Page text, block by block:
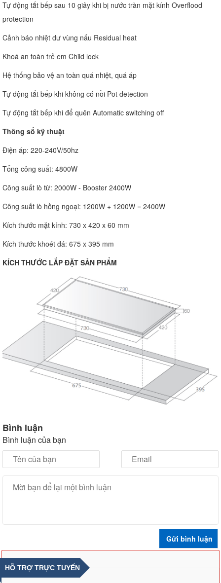
Tự động tắt bếp sau 10 giây khi bị nước tràn mặt kính Overflood
protection
Cảnh báo nhiệt dư vùng nấu Residual heat
Khoá an toàn trẻ em Child lock
Hệ thống bảo vệ an toàn quá nhiệt, quá áp
Tự động tắt bếp khi không có nồi Pot detection
Tự động tắt bếp khi để quên Automatic switching off
Thông số kỹ thuật
Điện áp: 220-240V/50hz
Tổng công suất: 4800W
Công suất lò từ: 2000W - Booster 2400W
Công suất lò hồng ngoại: 1200W + 1200W = 2400W
Kích thước mặt kính: 730 x 420 x 60 mm
Kích thước khoét đá: 675 x 395 mm
KÍCH THƯỚC LẮP ĐẶT SẢN PHẨM
Bình luận
Bình luận của bạn
HỖ TRỢ TRỰC TUYẾN